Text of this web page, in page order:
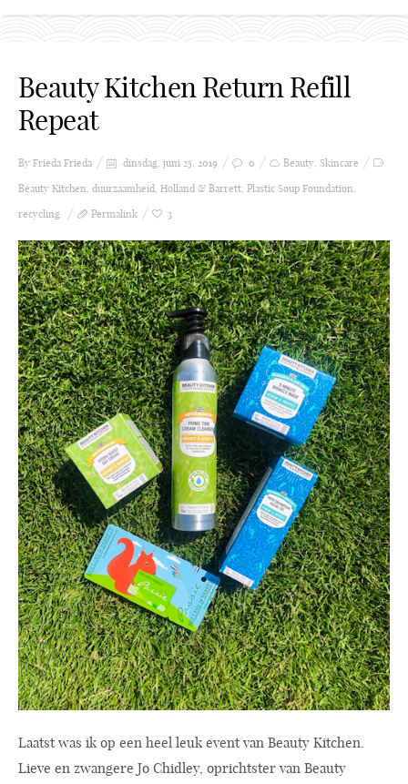
Beauty Kitchen Return Refill
Repeat
By Frieda Frieda dinsdag, juni 25, 2019 0 Beauty, Skincare
Beauty Kitchen, duurzaamheid, Holland & Barrett, Plastic Soup Foundation,
recycling
Permalink 3
Laatst was ik op een heel leuk event van Beauty Kitchen.
Lieve en zwangere Jo Chidley, oprichtster van Beauty